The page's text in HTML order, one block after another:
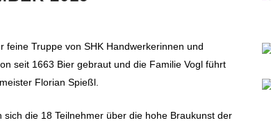
Truppe von SHK Handwerkerinnen und
seit 1663 Bier gebraut und die Familie Vogl führt
Florian Spießl.
die 18 Teilnehmer über die hohe Braukunst der